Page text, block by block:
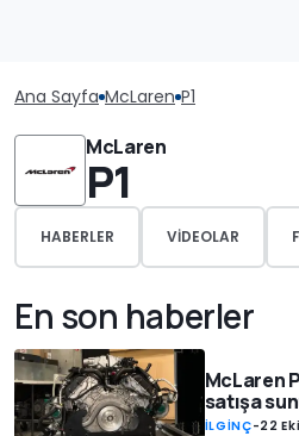
Ana Sayfa McLaren P1
McLaren
P1
HABERLER VIDEOLAR
En son haberler
McLaren
satışa
İLGİNÇ-22